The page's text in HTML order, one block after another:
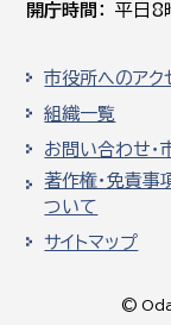
開庁時間
平日8
市役所へのアク
組織一覧
お問い合わせ・
著作権・免責事
ついて
サイトマップ
©